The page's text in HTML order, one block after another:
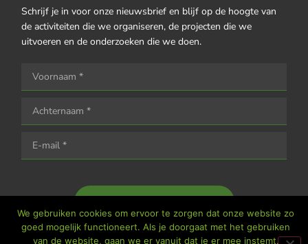
Schrijf je in voor onze nieuwsbrief en blijf op de hoogte van
de activiteiten die we organiseren, de projecten die we
uitvoeren en de onderzoeken die we doen.
We gebruiken cookies om ervoor te zorgen dat onze website zo
goed mogelijk functioneert. Als je doorgaat met het gebruiken
van de website, gaan we er vanuit dat je er mee instemt.